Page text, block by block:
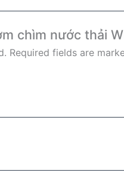
chìm nước thải
Required fields are